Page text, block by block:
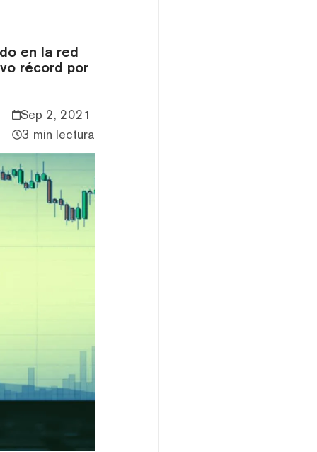
en la red
récord por
Sep 2, 2021
3 min lectura